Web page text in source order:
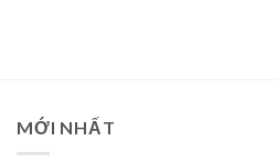
MỚI NHẤT